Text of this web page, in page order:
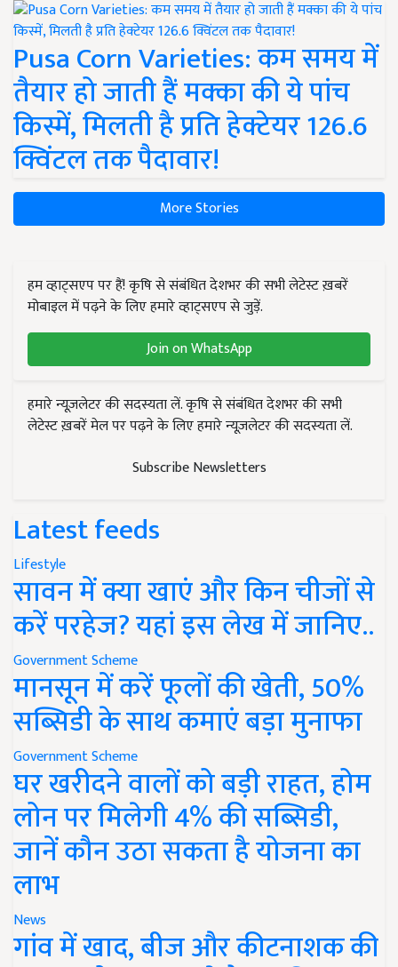
Pusa Corn Varieties: कम समय में
तैयार हो जाती हैं मक्का की ये पांच
किस्में, मिलती है प्रति हेक्टेयर 126.6
क्विंटल तक पैदावार!
More Stories
हम व्हाट्सएप पर हैं! कृषि से संबंधित देशभर की सभी लेटेस्ट ख़बरें
मोबाइल में पढ़ने के लिए हमारे व्हाट्सएप से जुड़ें.
Join on WhatsApp
हमारे न्यूज़लेटर की सदस्यता लें. कृषि से संबंधित देशभर की सभी
लेटेस्ट ख़बरें मेल पर पढ़ने के लिए हमारे न्यूज़लेटर की सदस्यता लें.
Subscribe Newsletters
Latest feeds
Lifestyle
सावन में क्या खाएं और किन चीजों से
करें परहेज? यहां इस लेख में जानिए..
Government Scheme
मानसून में करें फूलों की खेती, 50%
सब्सिडी के साथ कमाएं बड़ा मुनाफा
Government Scheme
घर खरीदने वालों को बड़ी राहत, होम
लोन पर मिलेगी 4% की सब्सिडी,
जानें कौन उठा सकता है योजना का
लाभ
News
गांव में खाद, बीज और कीटनाशक की